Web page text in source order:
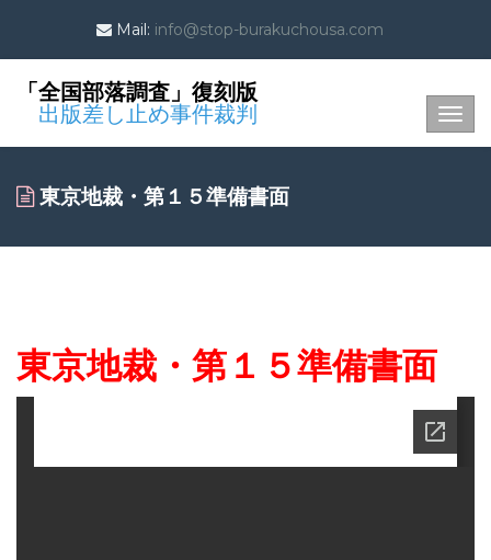
Mail: info@stop-burakuchousa.com
「全国部落調査」復刻版
出版差し止め事件裁判
東京地裁・第１５準備書面
東京地裁・第１５準備書面